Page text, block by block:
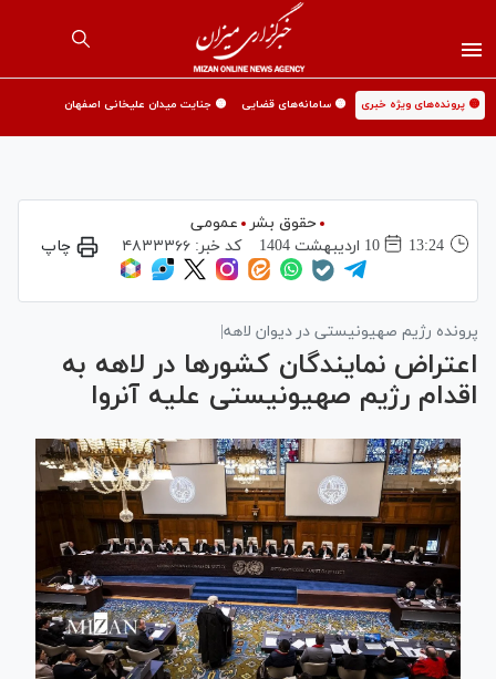
🟡 پرونده‌های ویژه خبری 🟡 سامانه‌های قضایی 🟡 جنایت میدان علیخانی اصفهان
حقوق بشر
عمومی
13:24
10 ارديبهشت 1404 کد خبر: ۴۸۳۳۳۶۶ چاپ
پرونده رژیم صهیونیستی در دیوان لاهه|
اعتراض نمایندگان کشورها در لاهه به
اقدام رژیم صهیونیستی علیه آنروا